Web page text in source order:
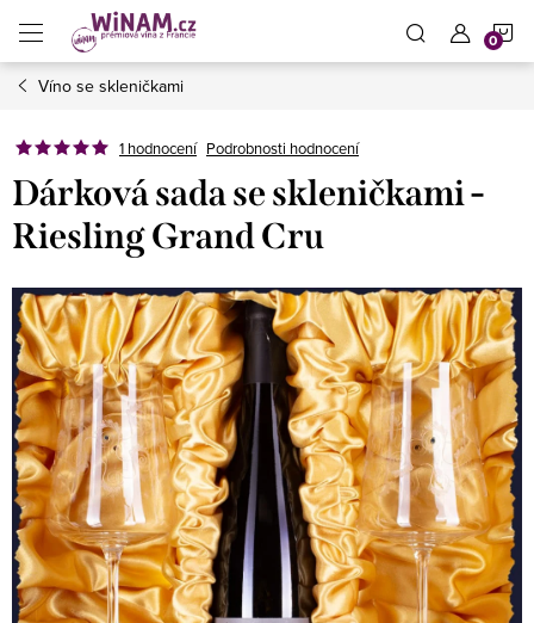
obsah
Víno se skleničkami
1 hodnocení Podrobnosti hodnocení
Dárková sada se skleničkami -
Riesling Grand Cru